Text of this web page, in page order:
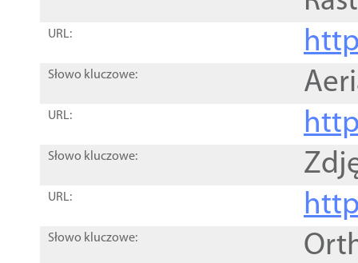
URL:
Słowo kluczowe:
URL:
Słowo kluczowe:
URL:
Słowo kluczowe: